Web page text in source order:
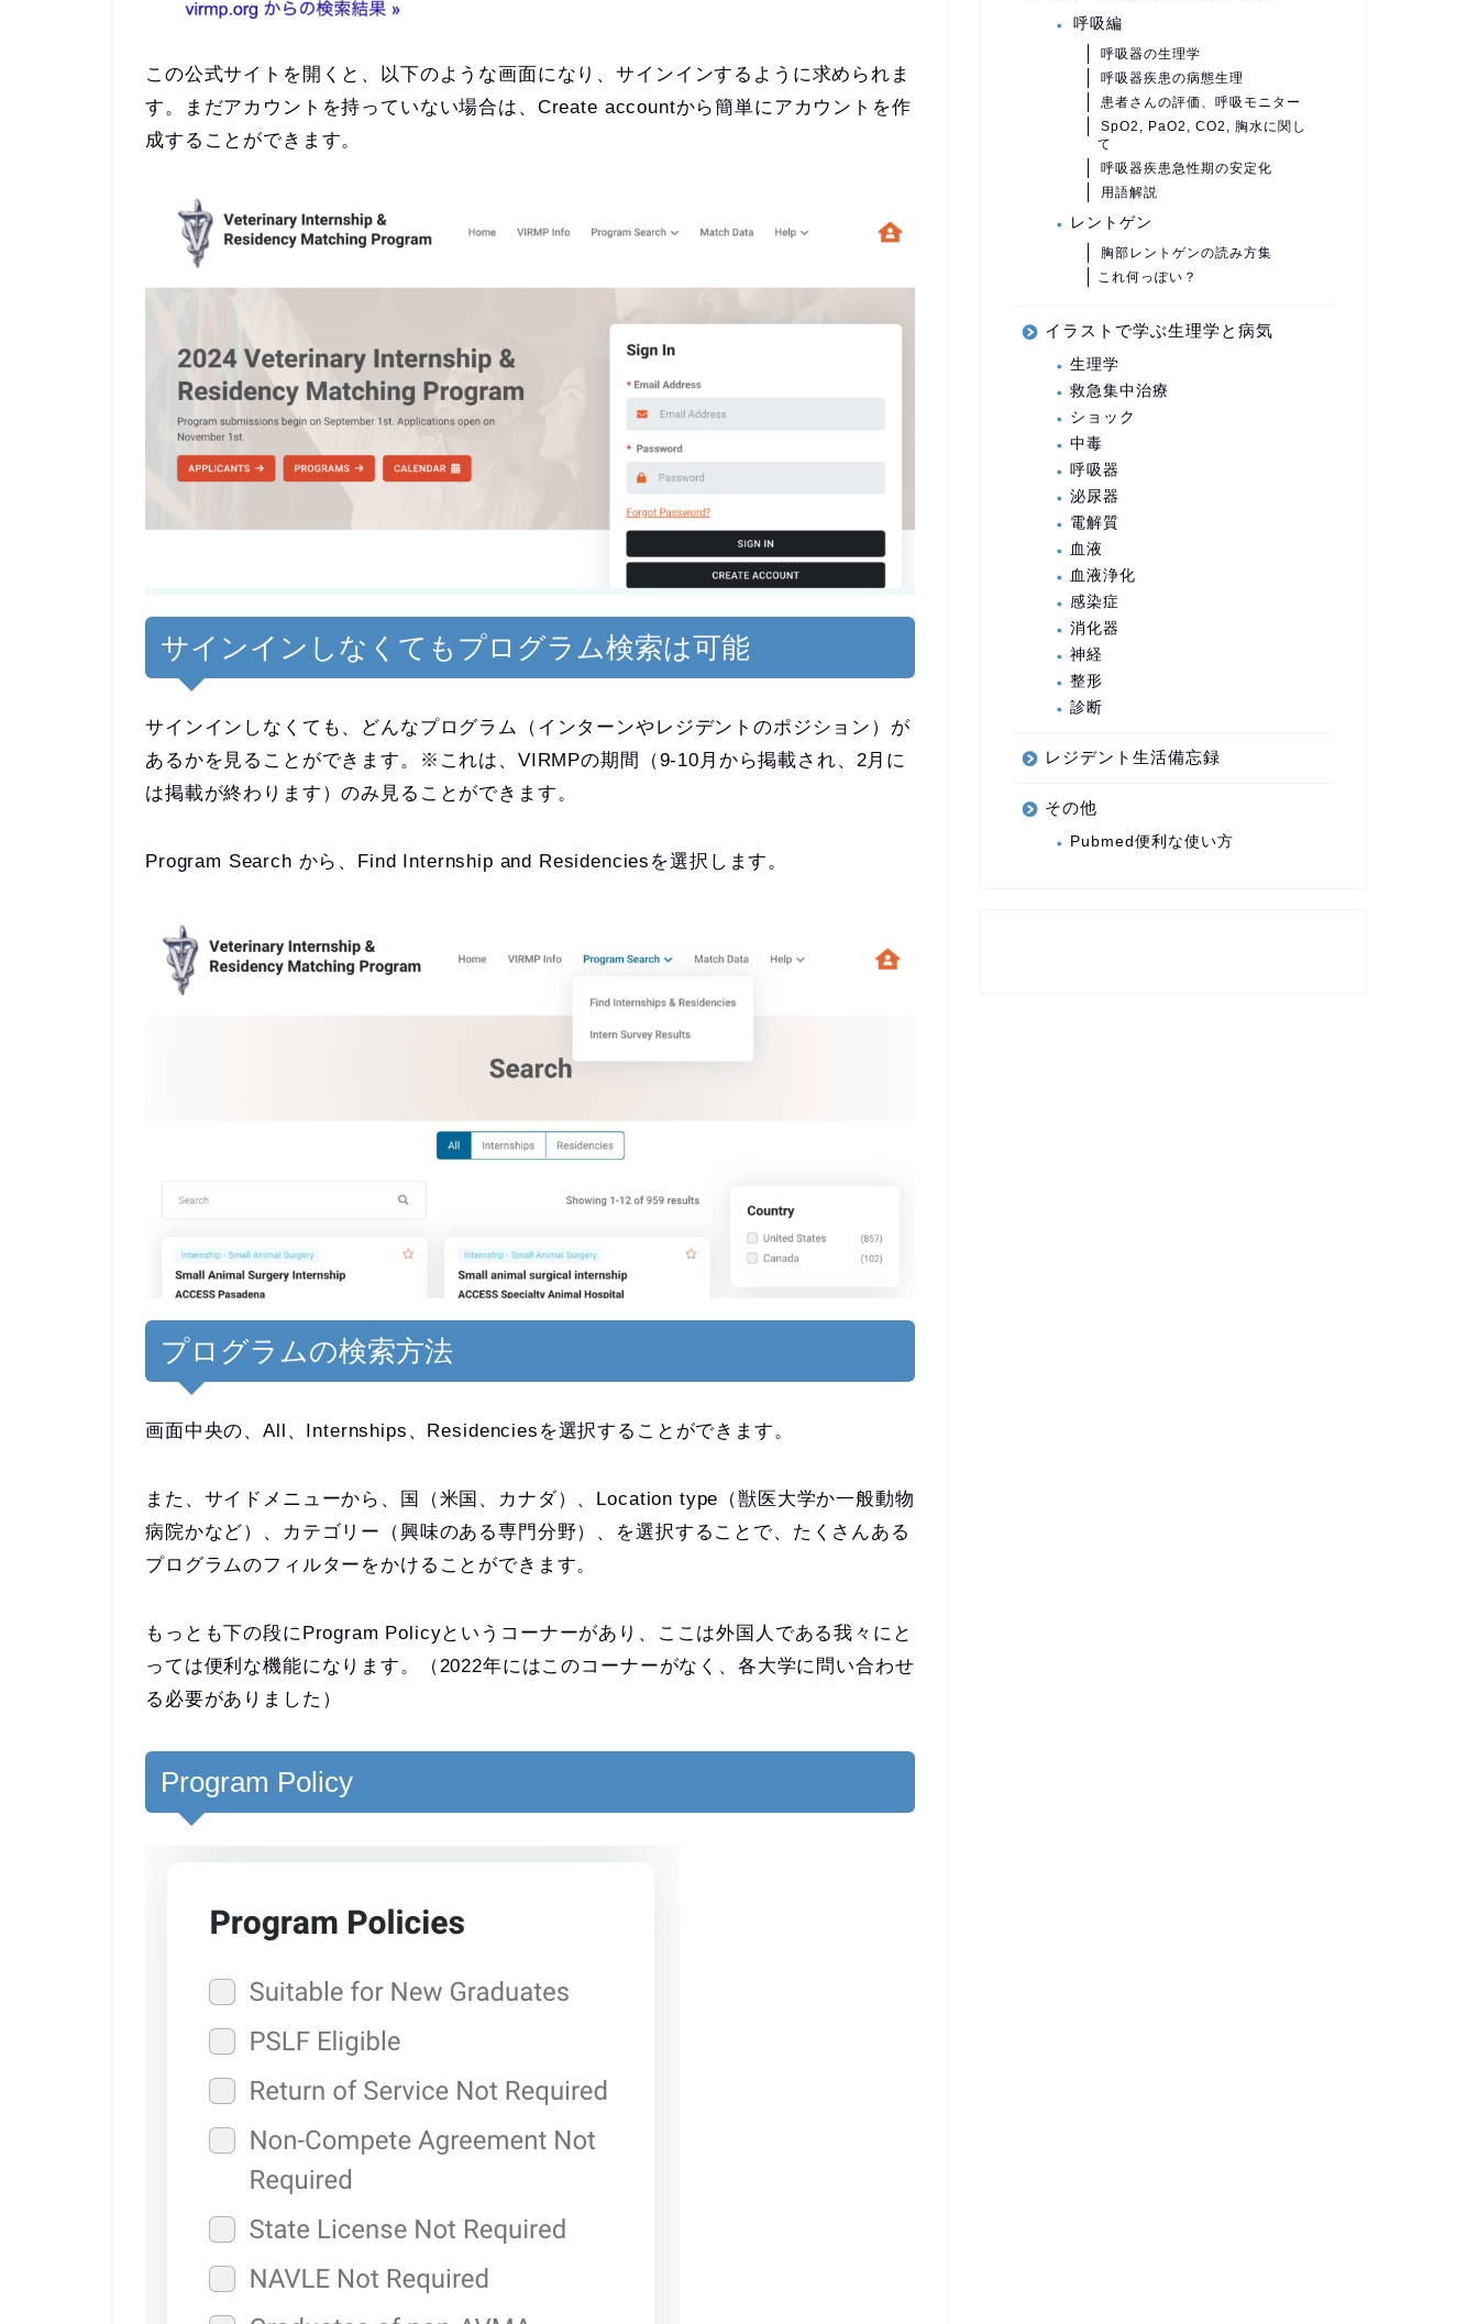
この公式サイトを開くと、以下のような画面になり、サインインするように求められま
す。まだアカウントを持っていない場合は、Create accountから簡単にアカウントを作
成することができます。
サインインしなくてもプログラム検索は可能
サインインしなくても、どんなプログラム（インターンやレジデントのポジション）が
あるかを見ることができます。※これは、VIRMPの期間（9-10月から掲載され、2月に
は掲載が終わります）のみ見ることができます。
Program Search から、Find Internship and Residenciesを選択します。
プログラムの検索方法
画面中央の、All、Internships、Residenciesを選択することができます。
また、サイドメニューから、国（米国、カナダ）、Location type（獣医大学か一般動物
病院かなど）、カテゴリー（興味のある専門分野）、を選択することで、たくさんある
プログラムのフィルターをかけることができます。
もっとも下の段にProgram Policyというコーナーがあり、ここは外国人である我々にと
っては便利な機能になります。（2022年にはこのコーナーがなく、各大学に問い合わせ
る必要がありました）
Program Policy
呼吸編
呼吸器の生理学
呼吸器疾患の病態生理
患者さんの評価、呼吸モニター
SpO2, PaO2, CO2, 胸水に関し
て
呼吸器疾患急性期の安定化
用語解説
レントゲン
胸部レントゲンの読み方集
これ何っぽい？
イラストで学ぶ生理学と病気
生理学
救急集中治療
ショック
中毒
呼吸器
泌尿器
電解質
血液
血液浄化
感染症
消化器
神経
整形
診断
レジデント生活備忘録
その他
Pubmed便利な使い方